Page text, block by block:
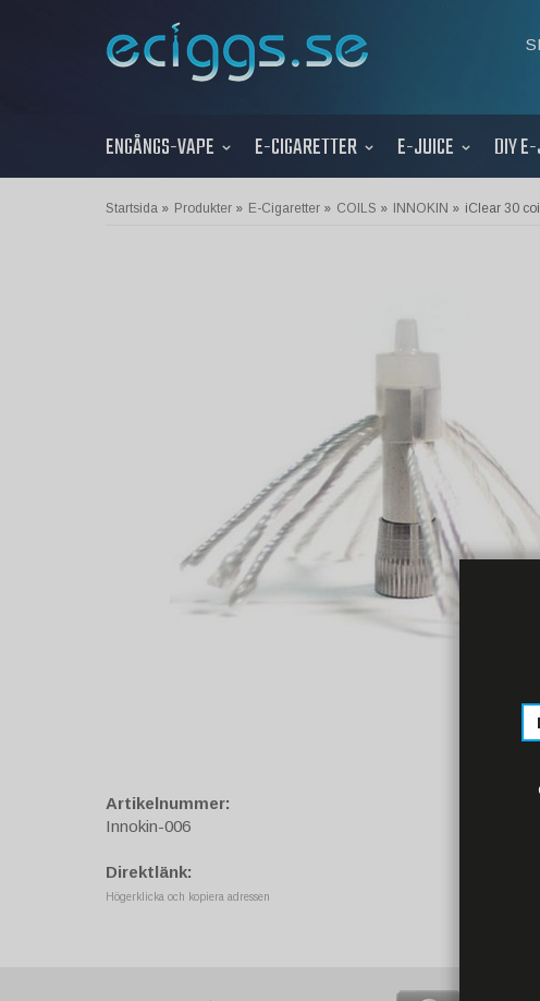
ENGÅNGS-VAPE E-CIGARETTER E-JUICE DIY
Startsida » Produkter » E-Cigaretter » COILS » INNOKIN » iClear 30
Artikelnummer:
Innokin-006
Direktlänk:
Högerklicka och kopiera adressen